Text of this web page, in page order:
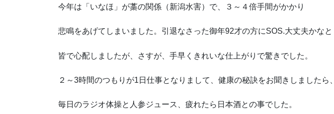
今年は「いなほ」が藁の関係（新潟水害）で、３～４倍手間がかかり
悲鳴をあげてしまいました。引退なさった御年92才の方にSOS.大丈夫かなと
皆で心配しましたが、さすが、手早くきれいな仕上がりで驚きでした。
２～3時間のつもりが1日仕事となりまして、健康の秘訣をお聞きしましたら、
毎日のラジオ体操と人参ジュース、疲れたら日本酒との事でした。